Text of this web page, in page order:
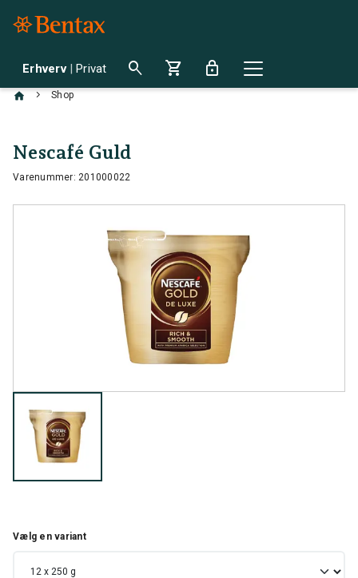
Erhverv | Privat search shopping_cart lock
chevron_right Shop
Nescafé Guld
Varenummer: 201000022
Vælg en variant